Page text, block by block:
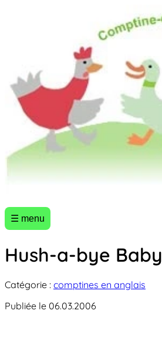
☰ menu
Hush-a-bye Baby
Catégorie : comptines en anglais
Publiée le 06.03.2006